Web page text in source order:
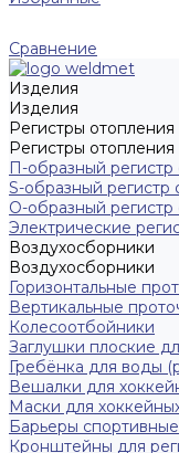
Сравнение
Изделия
Изделия
Регистры отопления
Регистры отопления
П-образный регистр
S-образный регистр
O-образный регистр
Электрические
Воздухосборники
Воздухосборники
Горизонтальные
Вертикальные
Колесоотбойники
Заглушки плоские
Гребёнка для воды
Вешалки для
Маски для
Барьеры спортивные
Кронштейны для